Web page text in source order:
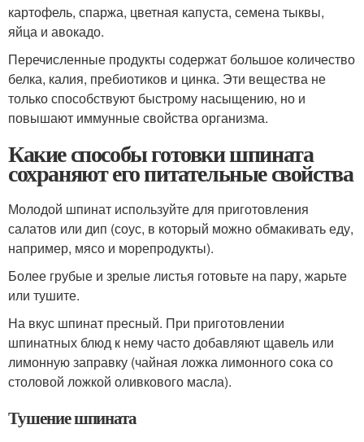
картофель, спаржа, цветная капуста, семена тыквы,
яйца и авокадо.
Перечисленные продукты содержат большое количество
белка, калия, пребиотиков и цинка. Эти вещества не
только способствуют быстрому насыщению, но и
повышают иммунные свойства организма.
Какие способы готовки шпината
сохраняют его питательные свойства
Молодой шпинат используйте для приготовления
салатов или дип (соус, в который можно обмакивать еду,
например, мясо и морепродукты).
Более грубые и зрелые листья готовьте на пару, жарьте
или тушите.
На вкус шпинат пресный. При приготовлении
шпинатных блюд к нему часто добавляют щавель или
лимонную заправку (чайная ложка лимонного сока со
столовой ложкой оливкового масла).
Тушение шпината